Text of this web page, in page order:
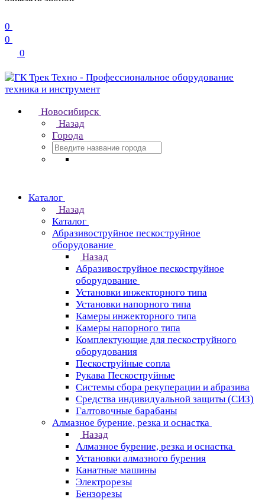
0
0
0
Новосибирск
Назад
Города
Каталог
Назад
Каталог
Абразивоструйное пескоструйное
оборудование
Назад
Абразивоструйное пескоструйное
оборудование
Установки инжекторного типа
Установки напорного типа
Камеры инжекторного типа
Камеры напорного типа
Комплектующие для пескоструйного
оборудования
Пескоструйные сопла
Рукава Пескоструйные
Системы сбора рекуперации и абразива
Средства индивидуальной защиты (СИЗ)
Галтовочные барабаны
Алмазное бурение, резка и оснастка
Назад
Алмазное бурение, резка и оснастка
Установки алмазного бурения
Канатные машины
Электрорезы
Бензорезы